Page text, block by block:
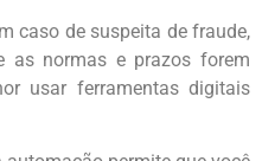
caso de suspeita de fraude,
as normas e prazos forem
usar ferramentas digitais